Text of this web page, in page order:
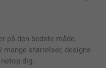
på den bedste måde.
størrelser, designs
dig.